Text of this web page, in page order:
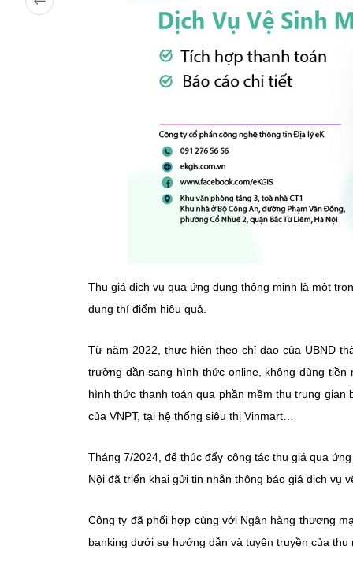
Thu giá dịch vụ qua ứng dụng thông minh là một
dụng thí điểm hiệu quả.
Từ năm 2022, thực hiện theo chỉ đạo của UBND
trường dần sang hình thức online, không dùng
hình thức thanh toán qua phần mềm thu trung gian
của VNPT, tại hệ thống siêu thị Vinmart…
Tháng 7/2024, để thúc đẩy công tác thu giá qua
Nội đã triển khai gửi tin nhắn thông báo giá dịch vụ
Công ty đã phối hợp cùng với Ngân hàng thương
banking dưới sự hướng dẫn và tuyên truyền của